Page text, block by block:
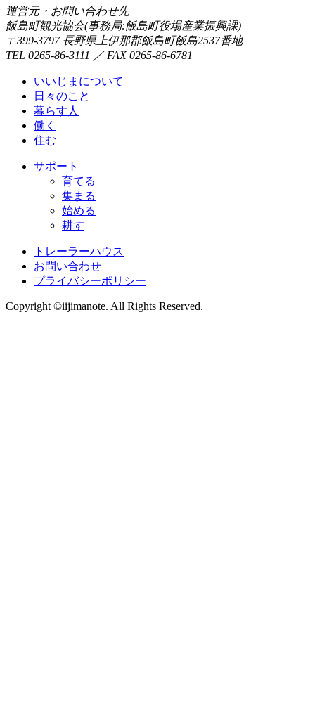
運営元・お問い合わせ先
飯島町観光協会(事務局:飯島町役場産業振興課)
〒399-3797 長野県上伊那郡飯島町飯島2537番地
TEL 0265-86-3111 ／ FAX 0265-86-6781
いいじまについて
日々のこと
暮らす人
働く
住む
サポート
育てる
集まる
始める
耕す
トレーラーハウス
お問い合わせ
プライバシーポリシー
Copyright ©iijimanote. All Rights Reserved.